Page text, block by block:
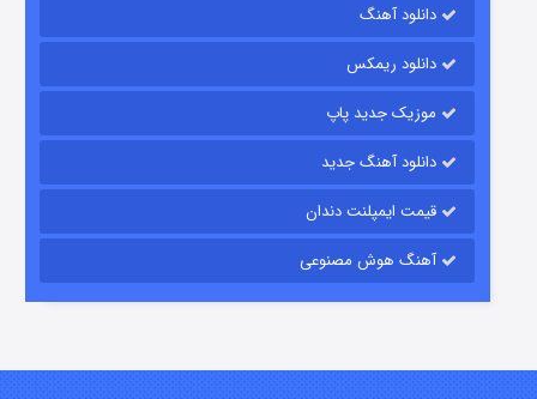
قسمت۲ (دوبله) منتشر شد
این دریا طغیان خواهد کرد
دانلود آهنگ
دانلود ریمکس
موزیک جدید پاپ
دانلود آهنگ جدید
قیمت ایمپلنت دندان
آهنگ هوش مصنوعی